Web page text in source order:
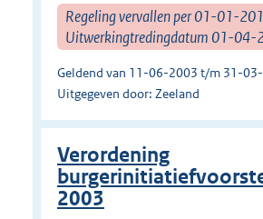
Regeling vervallen per 01-01-
Uitwerkingtredingdatum 01-04-
Geldend van 11-06-2003 t/m 31-
Uitgegeven door: Zeeland
Verordening
2003